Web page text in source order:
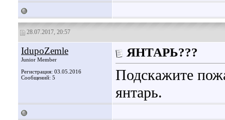
28.07.2017, 20:57
IdupoZemle
Junior Member
Регистрация: 03.05.2016
Сообщений: 5
ЯНТАРЬ???
Подскажите
янтарь.